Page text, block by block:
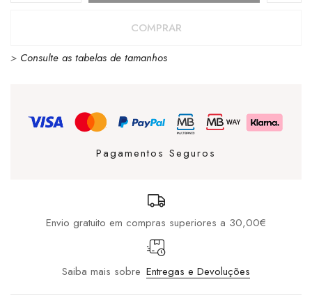
1126211
COMPRAR
> Consulte as tabelas de tamanhos
Pagamentos Seguros
Envio gratuito em compras superiores a 30,00€
Saiba mais sobre Entregas e Devoluções